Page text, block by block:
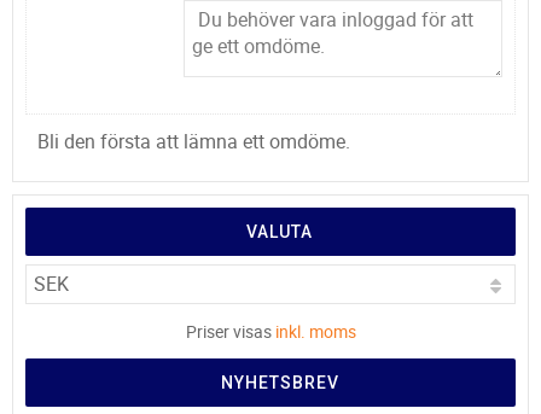
Bli den första att lämna ett omdöme.
VALUTA
Priser visas inkl. moms
NYHETSBREV